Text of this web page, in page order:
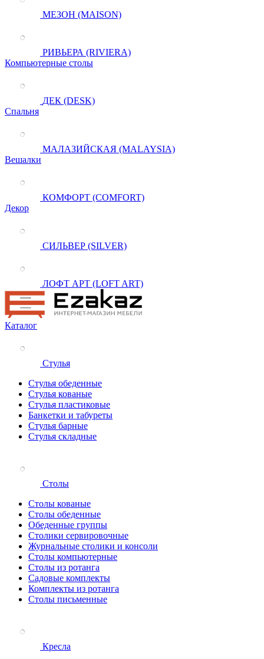
МЕЗОН (MAISON)
РИВЬЕРА (RIVIERA)
Компьютерные столы
ДЕК (DESK)
Спальня
МАЛАЗИЙСКАЯ (MALAYSIA)
Вешалки
КОМФОРТ (COMFORT)
Декор
СИЛЬВЕР (SILVER)
ЛОФТ АРТ (LOFT ART)
Каталог
Стулья
Стулья обеденные
Стулья кованые
Стулья пластиковые
Банкетки и табуреты
Стулья барные
Стулья складные
Столы
Столы кованые
Столы обеденные
Обеденные группы
Столики сервировочные
Журнальные столики и консоли
Столы компьютерные
Столы из ротанга
Садовые комплекты
Комплекты из ротанга
Столы письменные
Кресла